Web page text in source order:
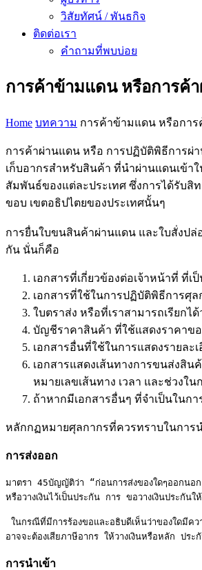
วิสัยทัศน์ / พันธกิจ
ติดต่อเรา
คำถามที่พบบ่อย
การค้าข้ามแดน หรือการค้
Home บทความ การค้าข้ามแดน หรือการ
การค้าผ่านแดน หรือ การปฏิบัติพิธีการผ่
เก็บอากรสำหรับสินค้า ที่นำผ่านแดนเข้า
สัมพันธ์ของแต่ละประเทศ ซึ่งการได้รับสิ
ขอบ เขตอธิปไตยของประเทศนั้นๆ
การยื่นใบขนสินค้าผ่านแดน และใบสั่งปล่
กัน นั่นก็คือ
เอกสารที่เกี่ยวข้องต่อเจ้าหน้าที่
เอกสารที่ใช้ในการปฏิบัติพิธีการศุ
ใบตราส่ง หรือที่เราสามารถเรียกไ
บัญชีราคาสินค้า ที่ใช้แสดงราคาข
เอกสารอื่นที่ใช้ในการแสดงรายละ
เอกสารแสดงเส้นทางการขนส่งสิ
หมายเลขเส้นทาง เวลา และช่วงใ
ถ้าหากมีเอกสารอื่นๆ ที่จำเป็นในก
หลักกฏหมายศุลกากรที่ควรทราบในการ
การส่งออก
มาตรา 45บัญญัติว่า “ก่อนการส่งของใดๆออกน
หรือวางเงินไว้เป็นประกัน การ ขอวางเงินประกัน
อาจจะต้องเสียภาษีอากร ให้วางเงินหรือหลัก ปร
การนำเข้า